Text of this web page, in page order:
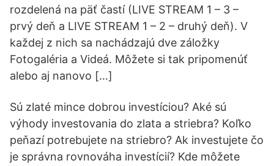
rozdelená na päť častí (LIVE STREAM 1 – 3 –
prvý deň a LIVE STREAM 1 – 2 – druhý deň). V
každej z nich sa nachádzajú dve záložky
Fotogaléria a Videá. Môžete si tak pripomenúť
alebo aj nanovo […]
Sú zlaté mince dobrou investíciou? Aké sú
výhody investovania do zlata a striebra? Koľko
peňazí potrebujete na striebro? Ak investujete čo
je správna rovnováha investícií? Kde môžete